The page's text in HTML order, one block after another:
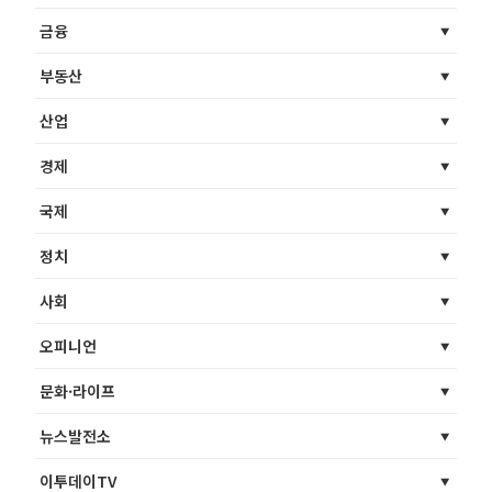
금융
부동산
산업
경제
국제
정치
사회
오피니언
문화·라이프
뉴스발전소
이투데이TV